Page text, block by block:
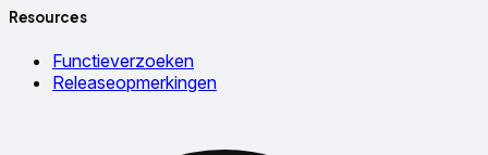
Resources
Functieverzoeken
Releaseopmerkingen